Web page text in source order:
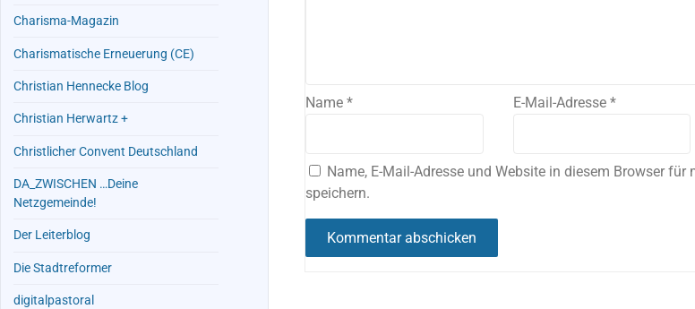
Name * E-Mail-Adresse *
Name, E-Mail-Adresse und Website in diesem Browser
speichern.
Charisma-Magazin
Charismatische Erneuerung (CE)
Christian Hennecke Blog
Christian Herwartz +
Christlicher Convent Deutschland
DA_ZWISCHEN …Deine
Netzgemeinde!
Der Leiterblog
Die Stadtreformer
digitalpastoral